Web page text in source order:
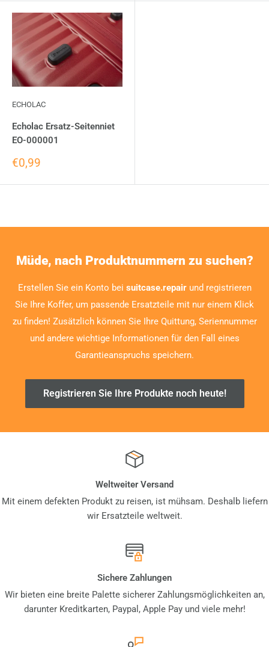
ECHOLAC
Echolac Ersatz-Seitenniet
EO-000001
€0,99
Müde, nach Produktnummern zu suchen?
Erstellen Sie ein Konto bei suitcase.repairund registrieren
Sie Ihre Koffer, um passende Ersatzteile mit nur einem Klick
zu finden! Zusätzlich können Sie Ihre Quittung, Seriennummer
und andere wichtige Informationen für den Fall eines
Garantieanspruchs speichern.
Registrieren Sie Ihre Produkte noch heute!
Weltweiter Versand
Mit einem defekten Produkt zu reisen, ist mühsam. Deshalb liefern
wir Ersatzteile weltweit.
Sichere Zahlungen
Wir bieten eine breite Palette sicherer Zahlungsmöglichkeiten an,
darunter Kreditkarten, Paypal, Apple Pay und viele mehr!